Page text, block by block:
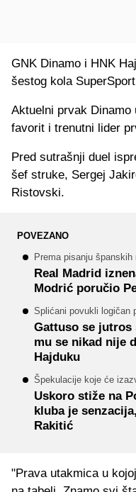
GNK Dinamo i HNK
šestog kola
Aktuelni prvak
favorit i trenutni lider
Pred sutrašnji duel
šef struke, Sergej
Ristovski.
POVEZANO
Prema pisanju španskih
Real Madrid
Modrić poručio
Splićani povukli logičan
Gattuso se jutros
mu se nikad nije
Hajduku
Špekulacije koje će
Uskoro stiže na
kluba je
Rakitić
"Prava utakmica u